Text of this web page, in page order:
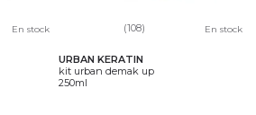
En stock (108) En stock
URBAN KERATIN
kit urban demak up
250ml